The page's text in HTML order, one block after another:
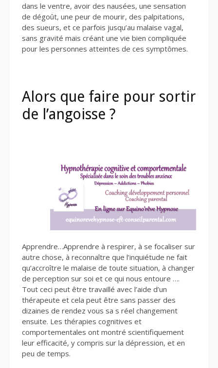
dans le ventre, avoir des nausées, une sensation
de dégoût, une peur de mourir, des palpitations,
des sueurs, et ce parfois jusqu’au malaise vagal,
sans gravité mais créant une vie bien compliquée
pour les personnes atteintes de ces symptômes.
Alors que faire pour sortir
de l’angoisse ?
Apprendre…Apprendre à respirer, à se focaliser sur
autre chose, à reconnaître que l’inquiétude ne fait
qu’accroître le malaise de toute situation, à changer
de perception sur soi et ce qui nous entoure ….
Tout ceci peut être travaillé avec l’aide d’un
thérapeute et cela peut être sans passer des
dizaines de rendez vous sa s réel changement
ensuite. Les thérapies cognitives et
comportementales ont montré scientifiquement
leur efficacité, y compris sur la dépression, et en
peu de temps.